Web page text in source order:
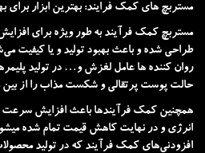
مستربچ های کمک فرایند: بهترین ابزار برای
مستربچ کمک فرآیند به طور ویژه برای
طراحی شده و باعث بهبود تولید و یا کیفیت
روان کننده ها عامل لغزش و… در تولید
حالت پوست پرتقالی و شکست مذاب را از بین
همچنین کمک فرآیندها باعث افزایش سرعت
انرژی و در نهایت کاهش قیمت تمام شده